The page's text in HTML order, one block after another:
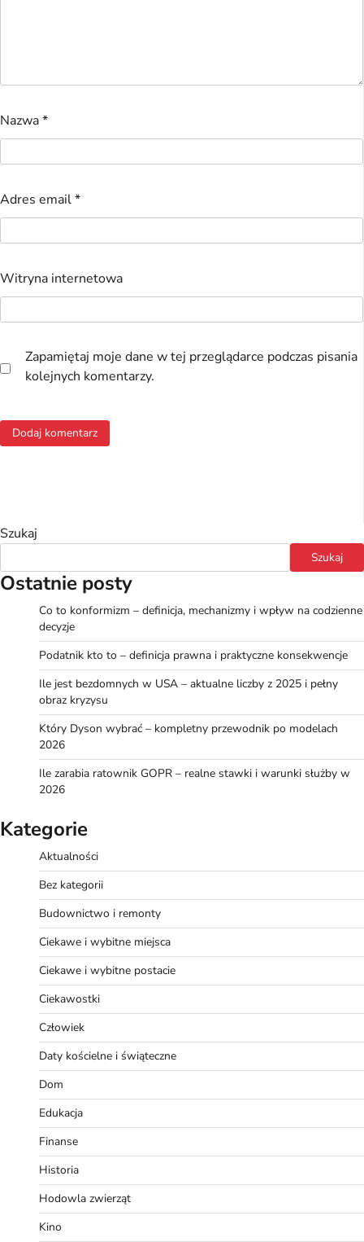
Nazwa*
Adres email*
Witryna internetowa
Zapamiętaj moje dane w tej przeglądarce podczas pisania
kolejnych komentarzy.
Szukaj
Szukaj
Ostatnie posty
Co to konformizm – definicja, mechanizmy i wpływ na codzienne
decyzje
Podatnik kto to – definicja prawna i praktyczne konsekwencje
Ile jest bezdomnych w USA – aktualne liczby z 2025 i pełny
obraz kryzysu
Który Dyson wybrać – kompletny przewodnik po modelach
2026
Ile zarabia ratownik GOPR – realne stawki i warunki służby w
2026
Kategorie
Aktualności
Bez kategorii
Budownictwo i remonty
Ciekawe i wybitne miejsca
Ciekawe i wybitne postacie
Ciekawostki
Człowiek
Daty kościelne i świąteczne
Dom
Edukacja
Finanse
Historia
Hodowla zwierząt
Kino